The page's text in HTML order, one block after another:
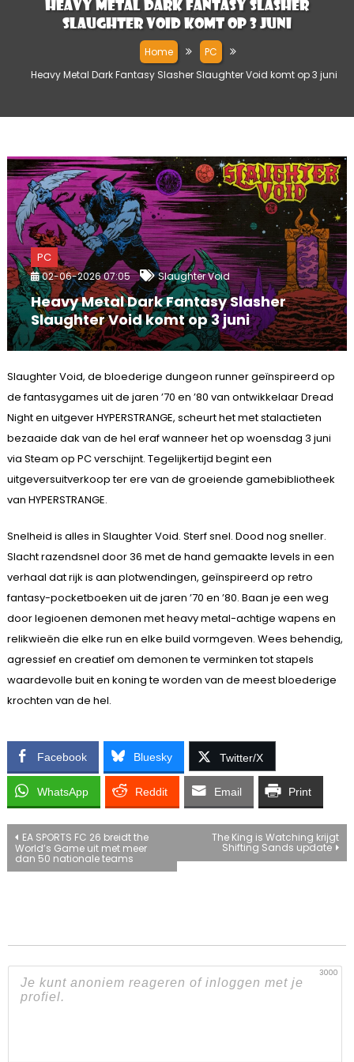
Heavy Metal Dark Fantasy Slasher
Slaughter Void komt op 3 juni
Home
PC
Heavy Metal Dark Fantasy Slasher Slaughter Void komt op 3 juni
PC
02-06-2026 07:05 Slaughter Void
Heavy Metal Dark Fantasy Slasher
Slaughter Void komt op 3 juni
Slaughter Void, de bloederige dungeon runner geïnspireerd op
de fantasygames uit de jaren ’70 en ’80 van ontwikkelaar Dread
Night en uitgever HYPERSTRANGE, scheurt het met stalactieten
bezaaide dak van de hel eraf wanneer het op woensdag 3 juni
via Steam op PC verschijnt. Tegelijkertijd begint een
uitgeversuitverkoop ter ere van de groeiende gamebibliotheek
van HYPERSTRANGE.
Snelheid is alles in Slaughter Void. Sterf snel. Dood nog sneller.
Slacht razendsnel door 36 met de hand gemaakte levels in een
verhaal dat rijk is aan plotwendingen, geïnspireerd op retro
fantasy-pocketboeken uit de jaren ’70 en ’80. Baan je een weg
door legioenen demonen met heavy metal-achtige wapens en
relikwieën die elke run en elke build vormgeven. Wees behendig,
agressief en creatief om demonen te verminken tot stapels
waardevolle buit en koning te worden van de meest bloederige
krochten van de hel.
Facebook Bluesky Twitter/X
WhatsApp Reddit Email Print
Bericht
navigatie
EA SPORTS FC 26 breidt the
World’s Game uit met meer
dan 50 nationale teams
The King is Watching krijgt
Shifting Sands update
3000